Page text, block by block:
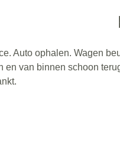
Auto ophalen. Wagen
en van binnen schoon